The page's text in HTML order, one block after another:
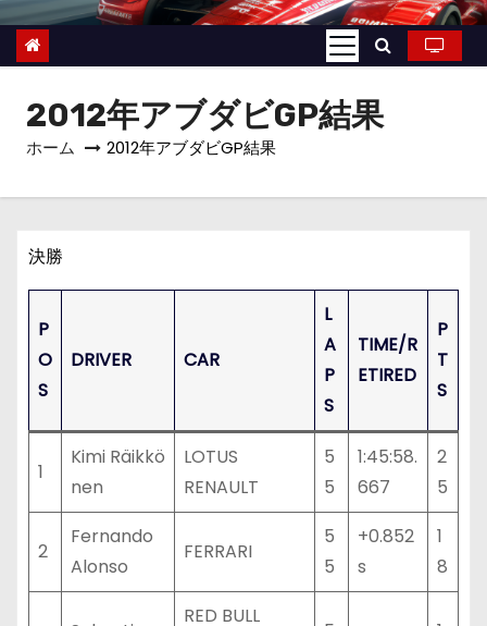
2012年アブダビGP結果
ホーム 2012年アブダビGP結果
決勝
P
O
S
DRIVER CAR
L
A
P
S
TIME/R
ETIRED
P
T
S
1
Kimi Räikkö
nen
LOTUS
RENAULT
5
5
1:45:58.
667
2
5
2
Fernando
Alonso
FERRARI
5
5
+0.852
s
1
8
RED BULL